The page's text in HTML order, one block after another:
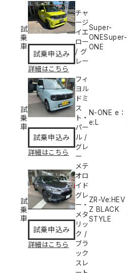
試
乗
車
試乗申込み
詳細はこちら
チャ
ージ
イエ
ロー
/ グ
レー
Super-
ONESuper-
ONE
試
乗
車
試乗申込み
詳細はこちら
フィ
ヨル
ドミ
ス
ト・
パー
ル/
グレ
ー
N-ONE e：
e:L
試
乗
車
試乗申込み
詳細はこちら
メテ
オロ
イド
グレ
ー・
メタ
リッ
ク /
ブラ
ック
ZR-Ve:HEV
Z BLACK
STYLE
スレ